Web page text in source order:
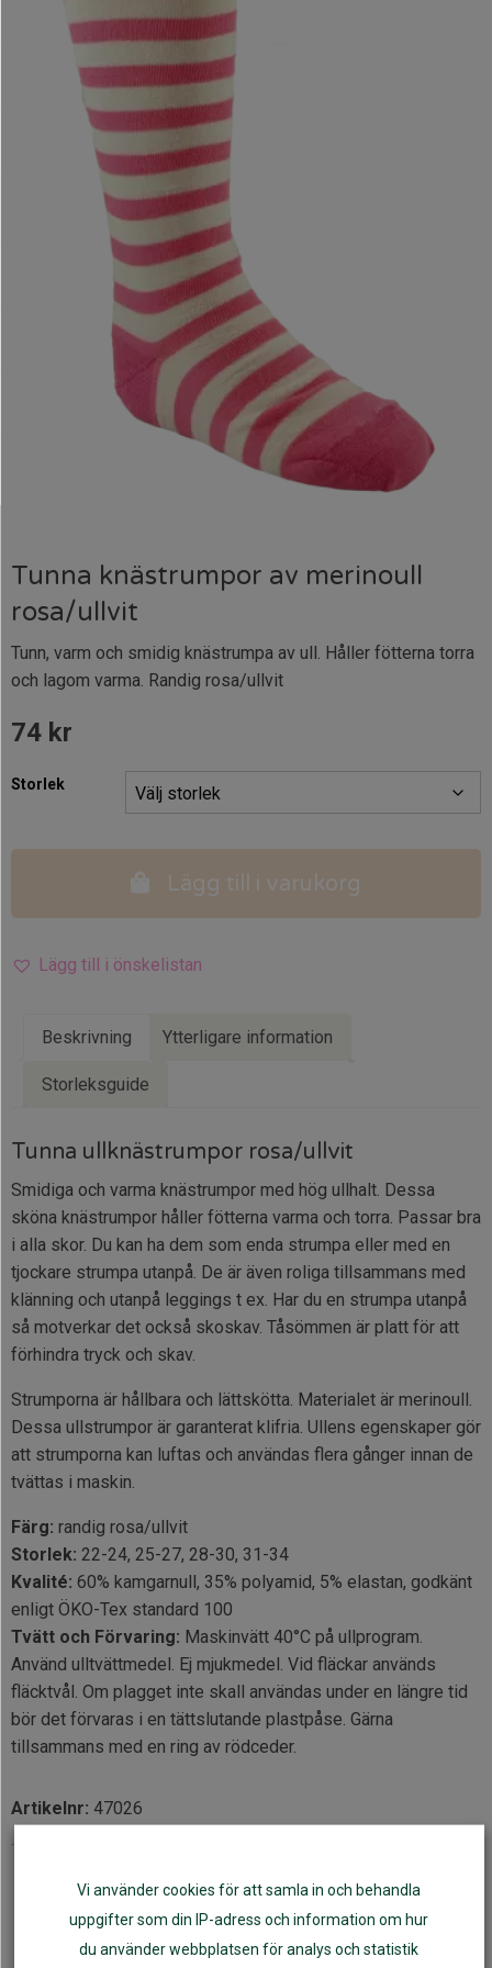
Tunna knästrumpor av merinoull
rosa/ullvit
Tunn, varm och smidig knästrumpa av ull. Håller fötterna torra
och lagom varma. Randig rosa/ullvit
74 kr
Storlek
Lägg till i varukorg
Lägg till i önskelistan
Beskrivning Ytterligare information
Storleksguide
Tunna ullknästrumpor rosa/ullvit
Smidiga och varma knästrumpor med hög ullhalt. Dessa
sköna knästrumpor håller fötterna varma och torra. Passar bra
i alla skor. Du kan ha dem som enda strumpa eller med en
tjockare strumpa utanpå. De är även roliga tillsammans med
klänning och utanpå leggings t ex. Har du en strumpa utanpå
så motverkar det också skoskav. Tåsömmen är platt för att
förhindra tryck och skav.
Strumporna är hållbara och lättskötta. Materialet är merinoull.
Dessa ullstrumpor är garanterat klifria. Ullens egenskaper gör
att strumporna kan luftas och användas flera gånger innan de
tvättas i maskin.
Färg: randig rosa/ullvit
Storlek: 22-24, 25-27, 28-30, 31-34
Kvalité: 60% kamgarnull, 35% polyamid, 5% elastan, godkänt
enligt ÖKO-Tex standard 100
Tvätt och Förvaring: Maskinvätt 40°C på ullprogram.
Använd ulltvättmedel. Ej mjukmedel. Vid fläckar används
fläcktvål. Om plagget inte skall användas under en längre tid
bör det förvaras i en tättslutande plastpåse. Gärna
tillsammans med en ring av rödceder.
Artikelnr: 47026
Fler varianter
Vi använder cookies för att samla in och behandla
uppgifter som din IP-adress och information om hur
du använder webbplatsen för analys och statistik